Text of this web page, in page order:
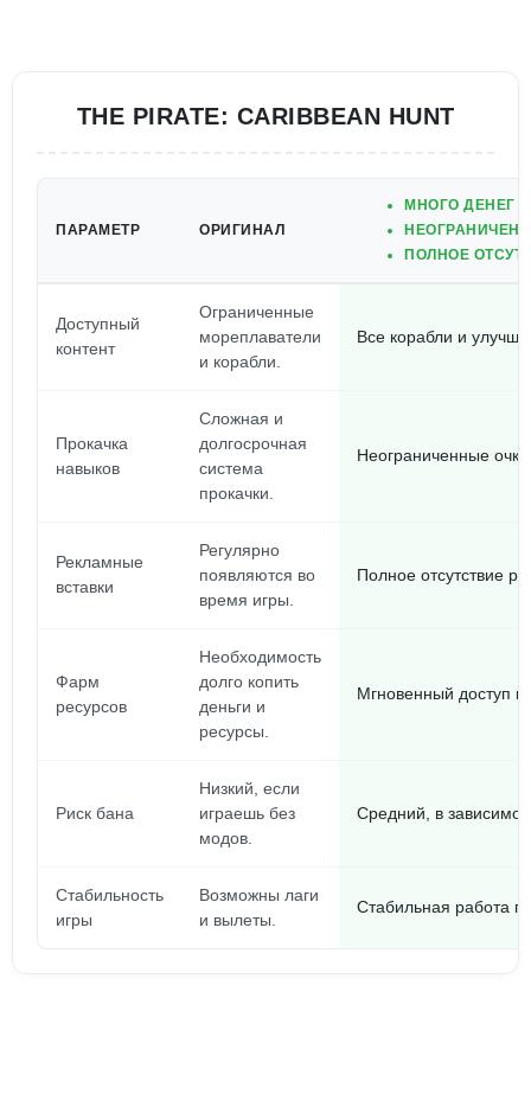
THE PIRATE: CARIBBEAN HUNT
ПАРАМЕТР ОРИГИНАЛ
МНОГО ДЕНЕГ
ПОЛНОЕ
Доступный
контент
Ограниченные
мореплаватели
и корабли.
Все корабли и
Прокачка
навыков
Сложная и
долгосрочная
система
прокачки.
Неограниченные
Рекламные
вставки
Регулярно
появляются во
время игры.
Полное отсутствие
Фарм
ресурсов
Необходимость
долго копить
деньги и
ресурсы.
Мгновенный доступ к
Риск бана
Низкий, если
играешь без
модов.
Средний, в
Стабильность
игры
Возможны лаги
и вылеты.
Стабильная работа